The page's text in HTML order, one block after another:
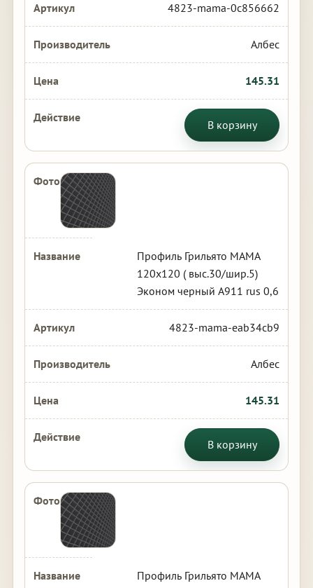
4823-mama-0c856662
Албес
145.31
В корзину
Профиль Грильято МАМА
120х120 ( выс.30/шир.5)
Эконом черный А911 rus 0,6
4823-mama-eab34cb9
Албес
145.31
В корзину
Профиль Грильято МАМА